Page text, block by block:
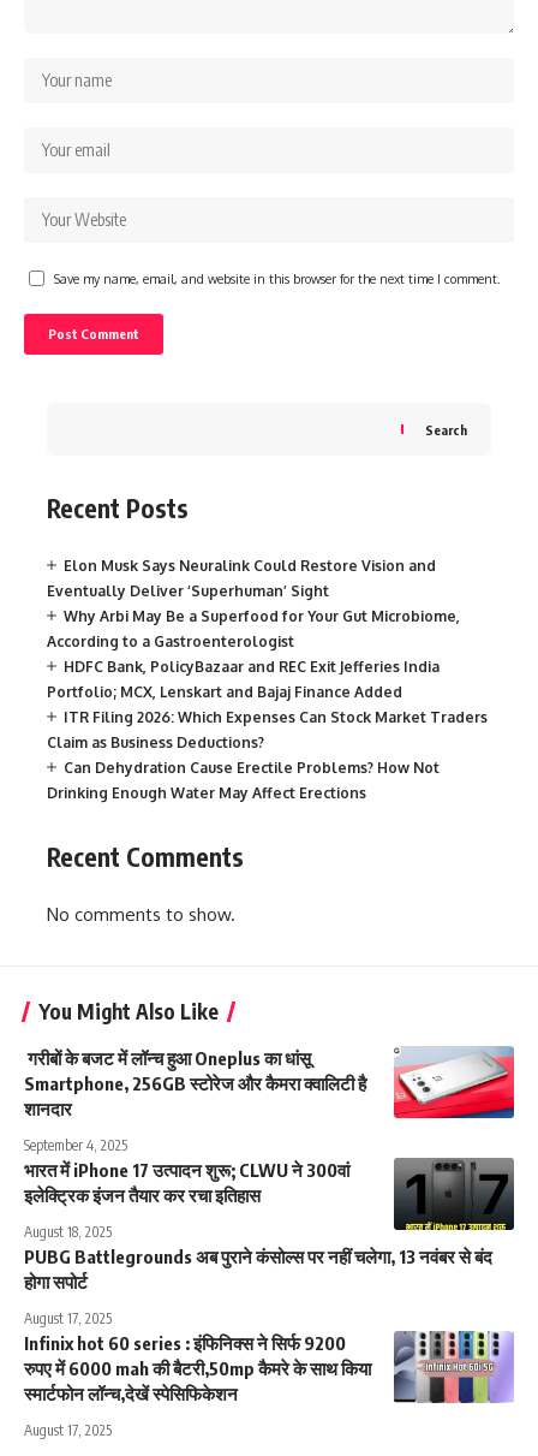
Save my name, email, and website in this browser for the next time I comment.
Search
Recent Posts
Elon Musk Says Neuralink Could Restore Vision and
Eventually Deliver ‘Superhuman’ Sight
Why Arbi May Be a Superfood for Your Gut Microbiome,
According to a Gastroenterologist
HDFC Bank, PolicyBazaar and REC Exit Jefferies India
Portfolio; MCX, Lenskart and Bajaj Finance Added
ITR Filing 2026: Which Expenses Can Stock Market Traders
Claim as Business Deductions?
Can Dehydration Cause Erectile Problems? How Not
Drinking Enough Water May Affect Erections
Recent Comments
No comments to show.
You Might Also Like
गरीबों के बजट में लॉन्च हुआ Oneplus का धांसू
Smartphone, 256GB स्टोरेज और कैमरा क्वालिटी है
शानदार
September 4, 2025
भारत में iPhone 17 उत्पादन शुरू; CLWU ने 300वां
इलेक्ट्रिक इंजन तैयार कर रचा इतिहास
August 18, 2025
PUBG Battlegrounds अब पुराने कंसोल्स पर नहीं चलेगा, 13 नवंबर से बंद
होगा सपोर्ट
August 17, 2025
Infinix hot 60 series : इंफिनिक्स ने सिर्फ 9200
रुपए में 6000 mah की बैटरी,50mp कैमरे के साथ किया
स्मार्टफोन लॉन्च,देखें स्पेसिफिकेशन
August 17, 2025